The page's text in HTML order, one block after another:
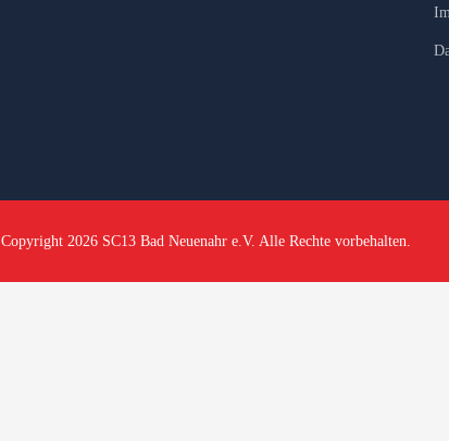
Copyright 2026 SC13 Bad Neuenahr e.V. Alle Rechte vorbehalten.